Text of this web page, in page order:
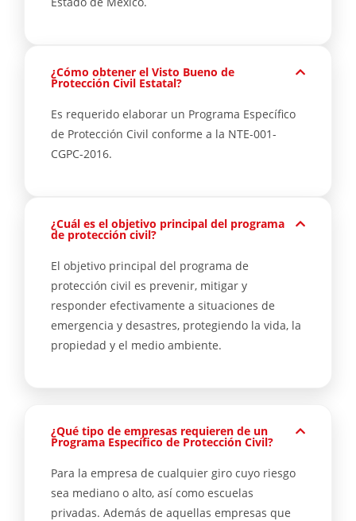
¿Cómo obtener el Visto Bueno de
Protección Civil Estatal?
Es requerido elaborar un Programa Específico
de Protección Civil conforme a la NTE-001-
CGPC-2016.
¿Cuál es el objetivo principal del programa
de protección civil?
El objetivo principal del programa de
protección civil es prevenir, mitigar y
responder efectivamente a situaciones de
emergencia y desastres, protegiendo la vida, la
propiedad y el medio ambiente.
¿Qué tipo de empresas requieren de un
Programa Específico de Protección Civil?
Para la empresa de cualquier giro cuyo riesgo
sea mediano o alto, así como escuelas
privadas. Además de aquellas empresas que